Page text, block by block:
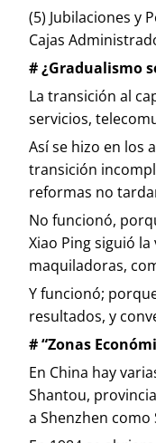
(5) Jubilaciones y
Cajas
# ¿Gradualismo
La transición al
servicios,
Así se hizo en los
transición
reformas no
No funcionó,
Xiao Ping siguió
maquiladoras,
Y funcionó;
resultados, y
# “Zonas
En China hay
Shantou,
a Shenzhen como